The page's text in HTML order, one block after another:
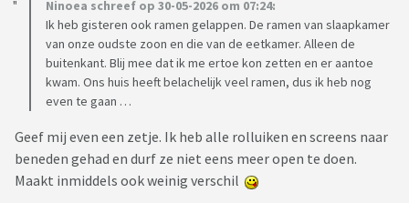
Ninoea schreef op 30-05-2026 om 07:24:
Ik heb gisteren ook ramen gelappen. De ramen van slaapkamer
van onze oudste zoon en die van de eetkamer. Alleen de
buitenkant. Blij mee dat ik me ertoe kon zetten en er aantoe
kwam. Ons huis heeft belachelijk veel ramen, dus ik heb nog
even te gaan …
Geef mij even een zetje. Ik heb alle rolluiken en screens naar
beneden gehad en durf ze niet eens meer open te doen.
Maakt inmiddels ook weinig verschil